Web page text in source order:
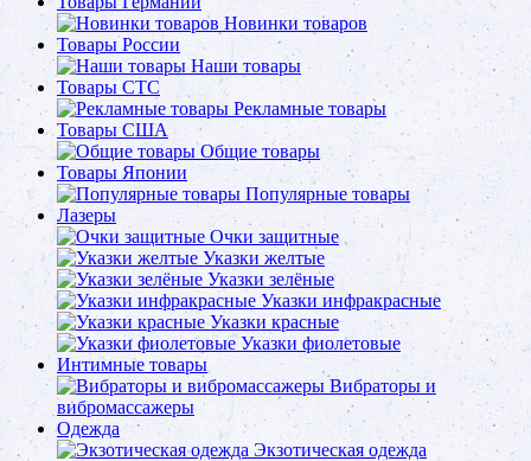
Новинки товаров
Товары России
Наши товары
Товары СТС
Рекламные товары
Товары США
Общие товары
Товары Японии
Популярные товары
Лазеры
Очки защитные
Указки желтые
Указки зелёные
Указки инфракрасные
Указки красные
Указки фиолетовые
Интимные товары
Вибраторы и
вибромассажеры
Одежда
Экзотическая одежда